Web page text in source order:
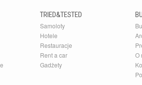
TRIED&TESTED
Samoloty
Hotele
Restauracje
Rent a car
Gadżety
O